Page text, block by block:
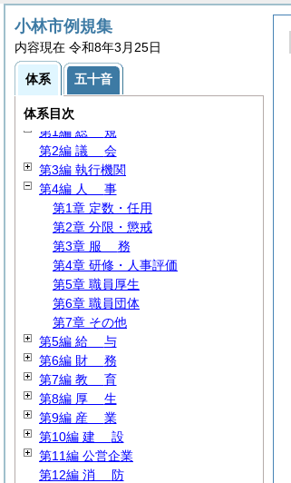
小林市例規集
内容現在 令和8年3月25日
体系 五十音
体系目次
第1編 総 規
第2編 議 会
第3編 執行機関
第4編 人 事
第1章 定数・任用
第2章 分限・懲戒
第3章 服 務
第4章 研修・人事評価
第5章 職員厚生
第6章 職員団体
第7章 その他
第5編 給 与
第6編 財 務
第7編 教 育
第8編 厚 生
第9編 産 業
第10編 建 設
第11編 公営企業
第12編 消 防